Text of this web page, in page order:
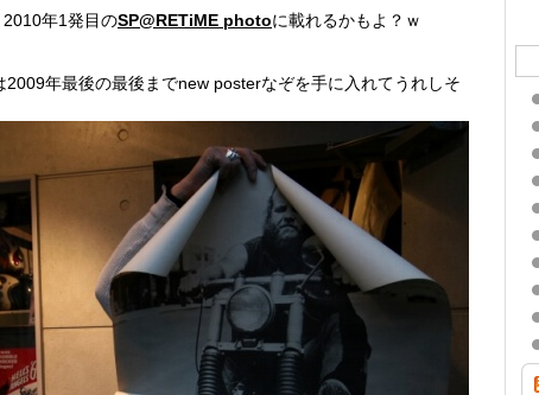
年1発目のSP@RETiME photoに載れるかもよ？ｗ
2009年最後の最後までnew posterなぞを手に入れてうれしそ